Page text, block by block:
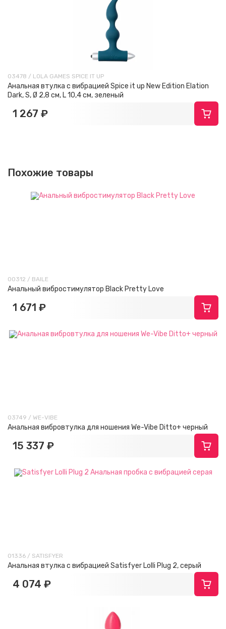
03478 / LOLA GAMES SPICE IT UP
Анальная втулка с вибрацией Spice it up New Edition Elation
Dark, S, Ø 2,8 см, L 10,4 см, зеленый
1 267 ₽
Похожие товары
00312 / BAILE
Анальный вибростимулятор Black Pretty Love
1 671 ₽
03749 / WE-VIBE
Анальная вибровтулка для ношения We-Vibe Ditto+ черный
15 337 ₽
01336 / SATISFYER
Анальная втулка с вибрацией Satisfyer Lolli Plug 2, серый
4 074 ₽